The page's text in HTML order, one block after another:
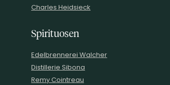
Charles Heidsieck
Spirituosen
Edelbrennerei Walcher
Distillerie Sibona
Remy Cointreau